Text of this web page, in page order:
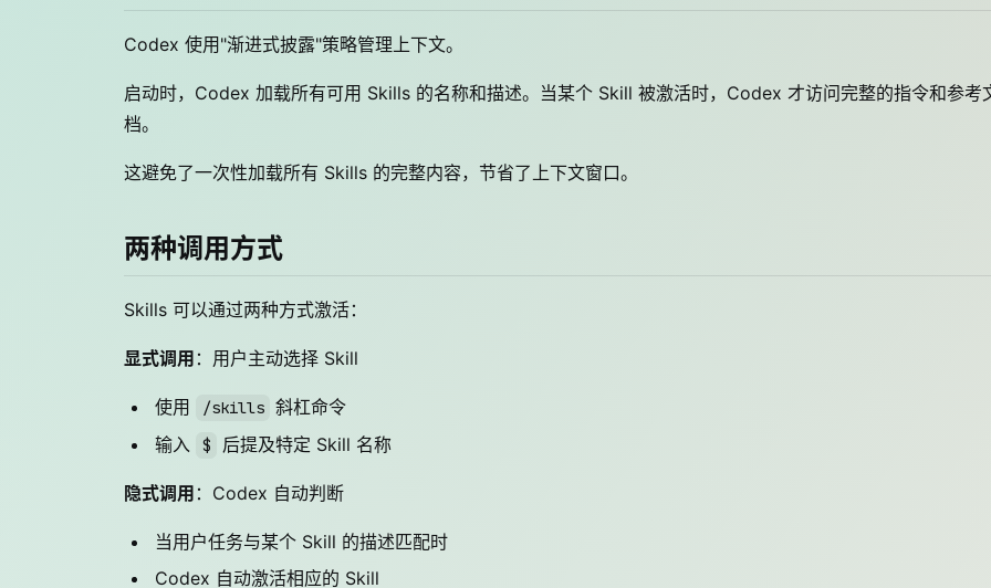
Codex 使用"渐进式披露"策略管理上下文。
启动时，Codex 加载所有可用 Skills 的名称和描述。当某个 Skill 被激活时，Codex 才访问完整的指令和参考
档。
这避免了一次性加载所有 Skills 的完整内容，节省了上下文窗口。
两种调用方式
Skills 可以通过两种方式激活：
显式调用 ：用户主动选择 Skill
使用 /skills 斜杠命令
输入
$ 后提及特定 Skill 名称
隐式调用 ：Codex 自动判断
当用户任务与某个 Skill 的描述匹配时
Codex 自动激活相应的 Skill